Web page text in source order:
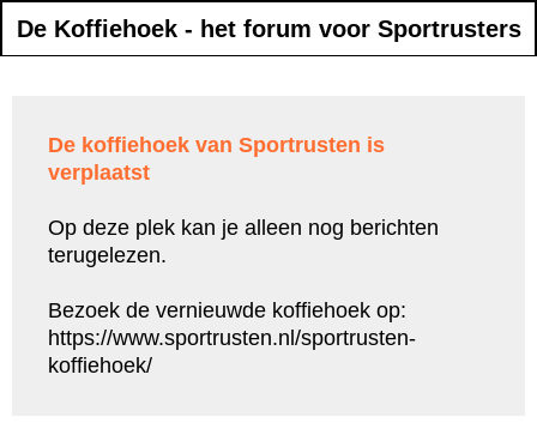
De Koffiehoek - het forum voor Sportrusters
De koffiehoek van Sportrusten is
verplaatst
Op deze plek kan je alleen nog berichten
terugelezen.
Bezoek de vernieuwde koffiehoek op:
https://www.sportrusten.nl/sportrusten-
koffiehoek/